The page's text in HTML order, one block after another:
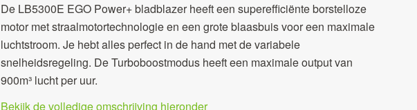
De LB5300E EGO Power+ bladblazer heeft een superefficiënte borstelloze
motor met straalmotortechnologie en een grote blaasbuis voor een maximale
luchtstroom. Je hebt alles perfect in de hand met de variabele
snelheidsregeling. De Turboboostmodus heeft een maximale output van
900m³ lucht per uur.
Bekijk de volledige omschrijving hieronder